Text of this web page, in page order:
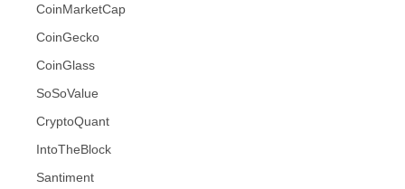
CoinMarketCap
CoinGecko
CoinGlass
SoSoValue
CryptoQuant
IntoTheBlock
Santiment